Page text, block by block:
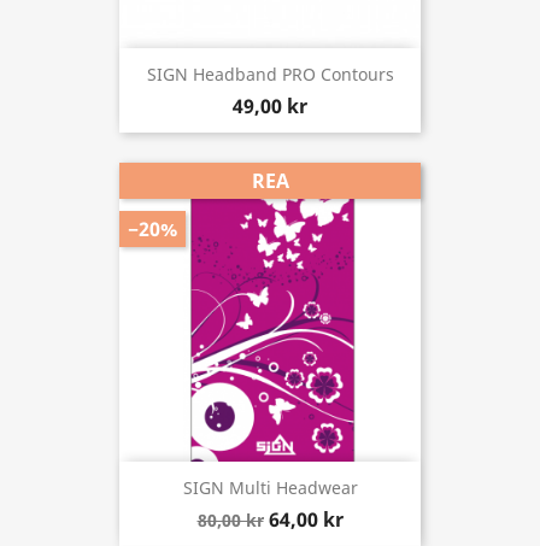
SIGN Headband PRO Contours
49,00 kr
SIGN Multi Headwear
80,00 kr 64,00 kr
REA
−20%